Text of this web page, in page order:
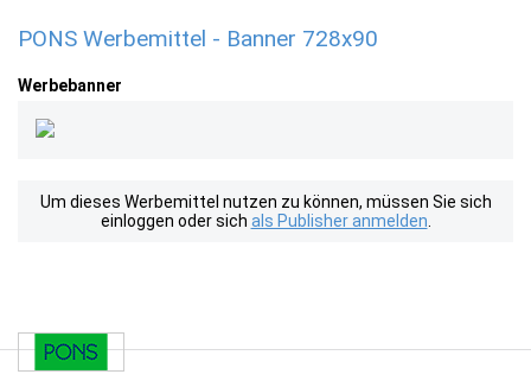
PONS Werbemittel - Banner 728x90
Werbebanner
Um dieses Werbemittel nutzen zu können, müssen Sie sich
einloggen oder sich als Publisher anmelden